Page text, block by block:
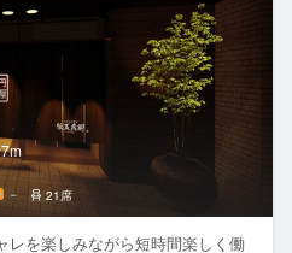
－ 21席
レを楽しみながら短時間楽しく働